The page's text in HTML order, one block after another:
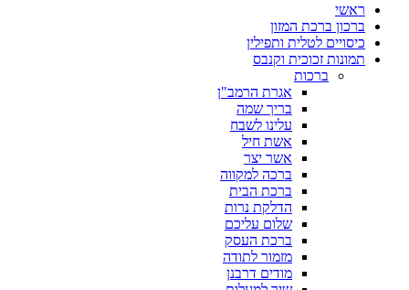
ראשי
ברכון ברכת המזון
כיסויים לטלית ותפילין
תמונות זכוכית וקנבס
ברכות
אגרת הרמב"ן
בריך שמה
עלינו לשבח
אשת חיל
אשר יצר
ברכה למקווה
ברכת הבית
הדלקת נרות
שלום עליכם
ברכת העסק
מזמור לתודה
מודים דרבנן